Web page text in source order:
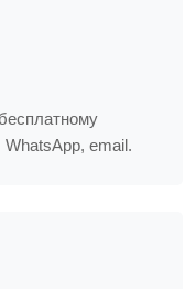
WhatsApp, email.